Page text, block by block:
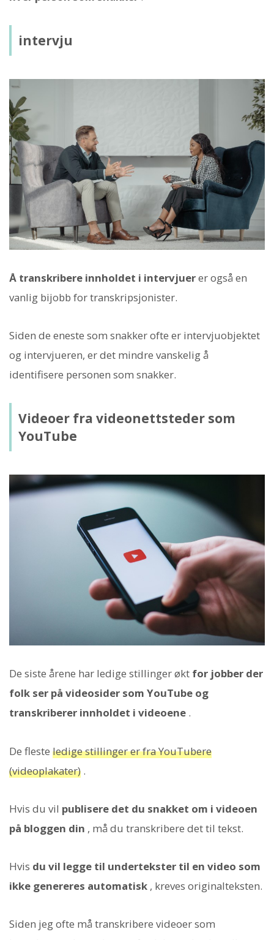
intervju
Å transkribere innholdet i intervjuerer også en
vanlig bijobb for transkripsjonister.
Siden de eneste som snakker ofte er intervjuobjektet
og intervjueren, er det mindre vanskelig å
identifisere personen som snakker.
Videoer fra videonettsteder som
YouTube
De siste årene har ledige stillinger økt for jobber der
folk ser på videosider som YouTube og
transkriberer innholdet i videoene .
De fleste ledige stillinger er fra YouTubere
(videoplakater) .
Hvis du vil publisere det du snakket om i videoen
på bloggen din , må du transkribere det til tekst.
Hvis du vil legge til undertekster til en video som
ikke genereres automatisk , kreves originalteksten.
Siden jeg ofte må transkribere videoer som